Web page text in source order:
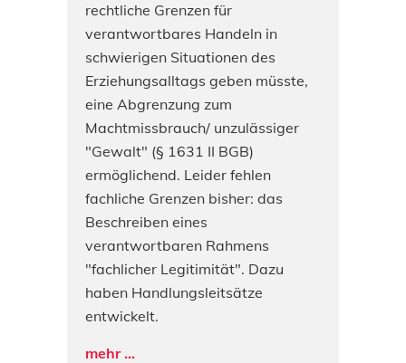
rechtliche Grenzen für
verantwortbares Handeln in
schwierigen Situationen des
Erziehungsalltags geben müsste,
eine Abgrenzung zum
Machtmissbrauch/ unzulässiger
"Gewalt" (§ 1631 II BGB)
ermöglichend. Leider fehlen
fachliche Grenzen bisher: das
Beschreiben eines
verantwortbaren Rahmens
"fachlicher Legitimität". Dazu
haben Handlungsleitsätze
entwickelt.
mehr ...